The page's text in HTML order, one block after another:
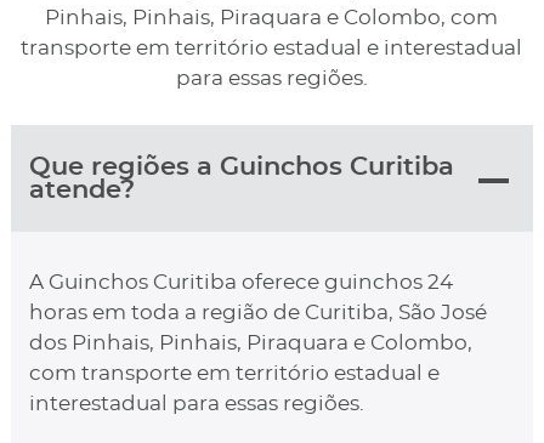
Pinhais, Pinhais, Piraquara e Colombo, com
transporte em território estadual e interestadual
para essas regiões.
Que regiões a Guinchos Curitiba
atende?
A Guinchos Curitiba oferece guinchos 24
horas em toda a região de Curitiba, São José
dos Pinhais, Pinhais, Piraquara e Colombo,
com transporte em território estadual e
interestadual para essas regiões.